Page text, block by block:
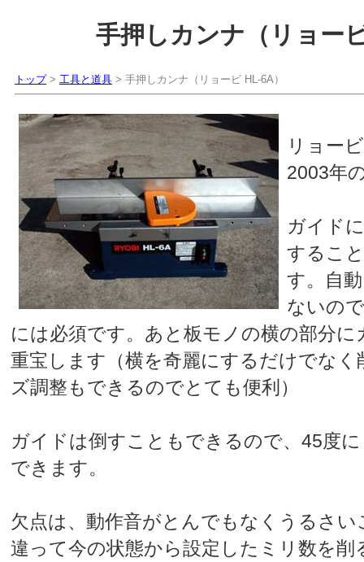
手押しカンナ（リョー
トップ> 工具と道具 > 手押しカンナ（リョービ HL-6A）
リョー
2003年
ガイド
するこ
す。自
ないの
には必須です。あと板モノの横の部分
重宝します（横を奇麗にするだけでな
ズ調整もできるのでとても便利）
ガイドは倒すこともできるので、45度
できます。
欠点は、動作音がとんでもなくうるさ
違って今の状態から設定したミリ数を削